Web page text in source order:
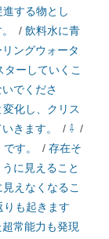
する物とし
/ 飲料水に青
ングウォータ
ーしていくこ
でくださ
化し、クリス
きます。
/ ⇩ /
す。
/ 存在そ
に見えること
えなくなるこ
りも起きます
常能力も発現